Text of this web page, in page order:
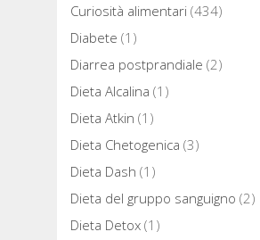
Curiosità alimentari (434)
Diabete (1)
Diarrea postprandiale (2)
Dieta Alcalina (1)
Dieta Atkin (1)
Dieta Chetogenica (3)
Dieta Dash (1)
Dieta del gruppo sanguigno (2)
Dieta Detox (1)